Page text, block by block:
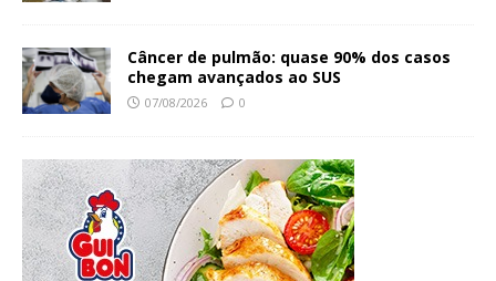
Câncer de pulmão: quase 90% dos casos
chegam avançados ao SUS
07/08/2026 0